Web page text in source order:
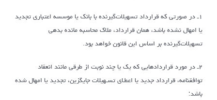
۱ـ در صورتی که قرارداد تسهیلات‌گیرنده با بانک یا موسسه اعتباری تجدید
یا امهال نشده باشد، همان قرارداد، ملاک محاسبه مانده بدهی
تسهیلات‌گیرنده بر اساس این قانون خواهد بود.
۲ـ در مورد قراردادهایی که یک یا چند نوبت از طرقی مانند انعقاد
توافقنامه، قرارداد جدید یا اعطـای تسـهیلات جایگزین، تجدید یا امهال شده
باشد: